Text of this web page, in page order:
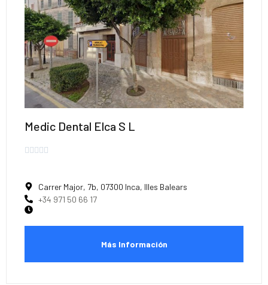
Medic Dental Elca S L
    
Carrer Major, 7b, 07300 Inca, Illes Balears
+34 971 50 66 17
Más Información